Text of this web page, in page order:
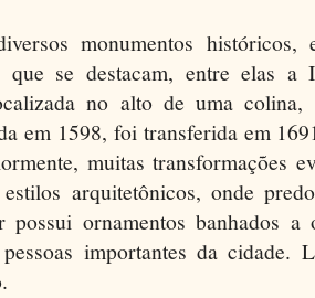
monumentos históricos,
que se destacam, entre elas
no alto de uma colina,
em 1598, foi transferida em
muitas transformações
arquitetônicos, onde
possui ornamentos banhados
importantes da cidade.